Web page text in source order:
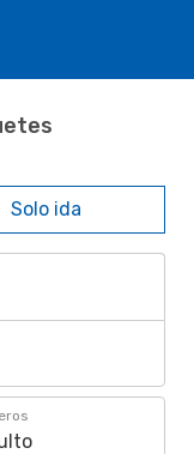
Solo ida